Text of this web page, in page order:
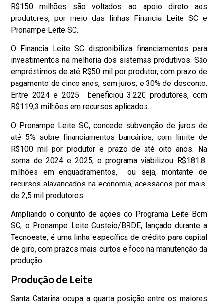
R$150 milhões são voltados ao apoio direto aos
produtores, por meio das linhas Financia Leite SC e
Pronampe Leite SC.
O Financia Leite SC disponibiliza financiamentos para
investimentos na melhoria dos sistemas produtivos. São
empréstimos de até R$50 mil por produtor, com prazo de
pagamento de cinco anos, sem juros, e 30% de desconto.
Entre 2024 e 2025 beneficiou 3.220 produtores, com
R$119,3 milhões em recursos aplicados.
O Pronampe Leite SC, concede subvenção de juros de
até 5% sobre financiamentos bancários, com limite de
R$100 mil por produtor e prazo de até oito anos. Na
soma de 2024 e 2025, o programa viabilizou R$181,8
milhões em enquadramentos, ou seja, montante de
recursos alavancados na economia, acessados por mais
de 2,5 mil produtores.
Ampliando o conjunto de ações do Programa Leite Bom
SC, o Pronampe Leite Custeio/BRDE, lançado durante a
Tecnoeste, é uma linha específica de crédito para capital
de giro, com prazos mais curtos e foco na manutenção da
produção.
Produção de Leite
Santa Catarina ocupa a quarta posição entre os maiores